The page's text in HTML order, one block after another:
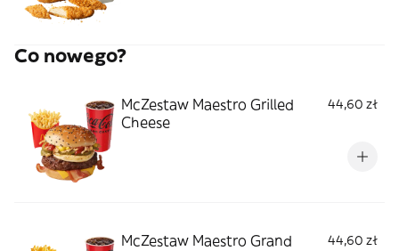
Co nowego?
McZestaw Maestro Grilled
Cheese
44,60 zł
McZestaw Maestro Grand
44,60 zł